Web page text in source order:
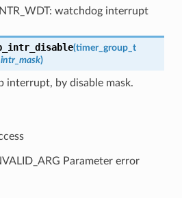
watchdog interrupt
(timer_group_t
intr_mask)
interrupt, by disable mask.
Parameter error